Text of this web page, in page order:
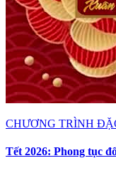
CHƯƠNG TRÌNH
Tết 2026: Phong tục